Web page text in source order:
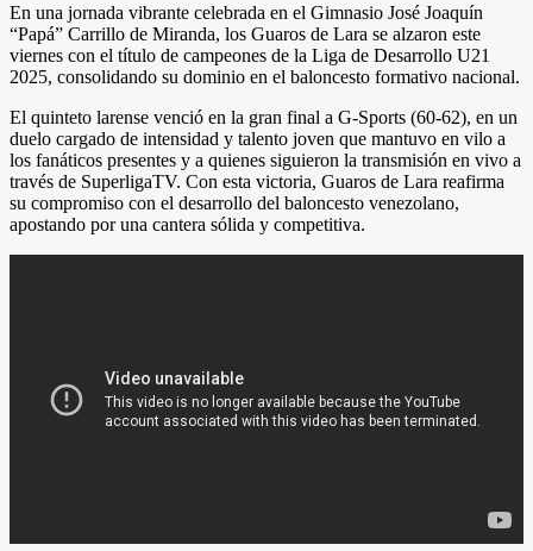
En una jornada vibrante celebrada en el Gimnasio José Joaquín
“Papá” Carrillo de Miranda, los Guaros de Lara se alzaron este
viernes con el título de campeones de la Liga de Desarrollo U21
2025, consolidando su dominio en el baloncesto formativo nacional.
El quinteto larense venció en la gran final a G-Sports (60-62), en un
duelo cargado de intensidad y talento joven que mantuvo en vilo a
los fanáticos presentes y a quienes siguieron la transmisión en vivo a
través de SuperligaTV. Con esta victoria, Guaros de Lara reafirma
su compromiso con el desarrollo del baloncesto venezolano,
apostando por una cantera sólida y competitiva.